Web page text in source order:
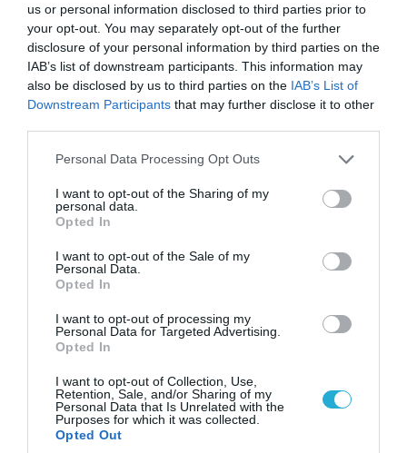
us or personal information disclosed to third parties prior to
your opt-out. You may separately opt-out of the further
disclosure of your personal information by third parties on the
IAB’s list of downstream participants. This information may
also be disclosed by us to third parties on the IAB’s List of
Downstream Participants that may further disclose it to other
Please note that this website/app uses one or more Google
not limited to your visit or usage behaviour. You may click to
grant or deny consent to Google and its third-party tags to
use your data for below specified purposes in below Google
consent section.
Personal Data Processing Opt Outs
I want to opt-out of the Sharing of my
personal data.
Opted In
I want to opt-out of the Sale of my
Personal Data.
Opted In
I want to opt-out of processing my
Personal Data for Targeted Advertising.
Opted In
I want to opt-out of Collection, Use,
Retention, Sale, and/or Sharing of my
Personal Data that Is Unrelated with the
Purposes for which it was collected.
Opted Out
06.08.2026 | 14:02
«Επιχείρηση ελεύθερα πεζοδρόμια» στην
Αθήνα: Απομακρύνθηκαν παράνομα
αντικείμενα από κοινόχρηστους χώρους
06.08.2026 | 09:03
«Οι εντελώς αθώοι»: Η ανάρτηση του Αρκά για
τα ζώα που χάθηκαν στις πυρκαγιές της
Αττικής (φωτο)